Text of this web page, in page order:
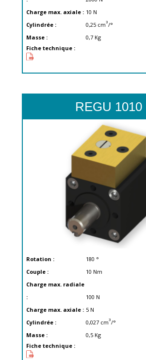
Charge max. axiale : 10 N
Cylindrée :
0,25 cm3/°
Masse :
0,7 Kg
Fiche technique :
REGU 1010
Rotation : 180 °
Couple :
10 Nm
Charge max. radiale
:
100 N
Charge max. axiale : 5 N
Cylindrée :
0,027 cm3/°
Masse :
0,5 Kg
Fiche technique :